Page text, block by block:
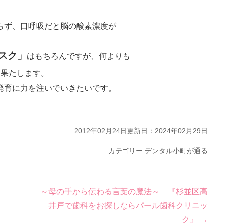
ず、口呼吸だと脳の酸素濃度が
ク」 はもちろんですが、何よりも
たします。
に力を注いでいきたいです。
2012年02月24日更新日：2024年02月29日
カテゴリー:デンタル小町が通る
～母の手から伝わる言葉の魔法～ 『杉並区高
井戸で歯科をお探しならパール歯科クリニッ
ク』
→